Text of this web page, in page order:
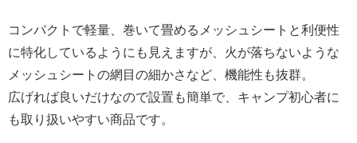
コンパクトで軽量、巻いて畳めるメッシュシートと利便性
に特化しているようにも見えますが、火が落ちないような
メッシュシートの網目の細かさなど、機能性も抜群。
広げれば良いだけなので設置も簡単で、キャンプ初心者に
も取り扱いやすい商品です。